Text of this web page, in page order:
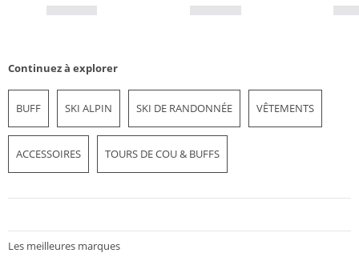
Continuez à explorer
BUFF SKI ALPIN SKI DE RANDONNÉE VÊTEMENTS
ACCESSOIRES TOURS DE COU & BUFFS
Les meilleures marques